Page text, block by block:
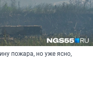
пожара, но уже ясно,